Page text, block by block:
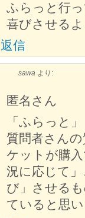
ふらっと行
喜びさせる
返信
sawa より:
匿名さん
「ふらっと
質問者さん
ケットが購
況に応じて
び」させる
ていると思